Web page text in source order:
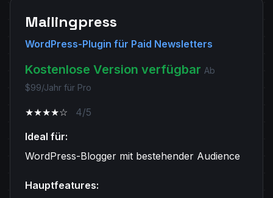
Mailingpress
WordPress-Plugin für Paid Newsletters
Kostenlose Version verfügbar Ab
$99/Jahr für Pro
★★★★☆
4/5
Ideal für:
WordPress-Blogger mit bestehender Audience
Hauptfeatures: